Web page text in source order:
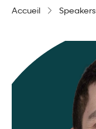
Accueil Speakers